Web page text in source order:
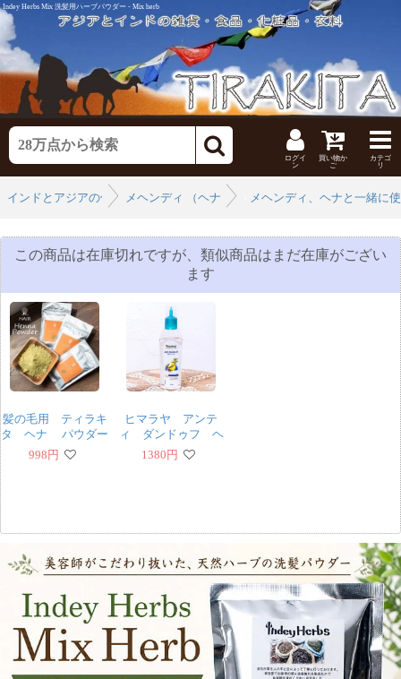
Indey Herbs Mix 洗髪用ハーブパウダー - Mix herb
ログイ
ン
買い物か
ご
カテゴ
リ
インドとアジアの化粧品メヘンディ （ヘナタトゥー）メヘンディ、ヘナと一緒に
この商品は在庫切れですが、類似商品はまだ在庫がござい
ます
髪の毛用 ティラキ
タ ヘナ パウダー
100g[HAIR Henna
Powder]
998 円
ヒマラヤ アンテ
ィ ダンドゥフ ヘ
ア オイル - Anti
Dandruff Hair Oil
1380 円